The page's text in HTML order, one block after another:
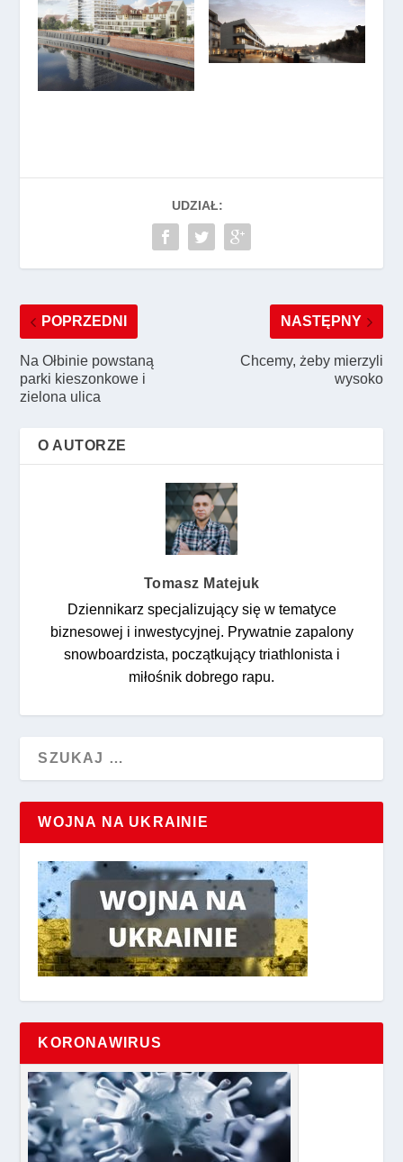
UDZIAŁ:
POPRZEDNI
Na Ołbinie powstaną
parki kieszonkowe i
zielona ulica
NASTĘPNY
Chcemy, żeby mierzyli
wysoko
O AUTORZE
Tomasz Matejuk
Dziennikarz specjalizujący się w tematyce
biznesowej i inwestycyjnej. Prywatnie zapalony
snowboardzista, początkujący triathlonista i
miłośnik dobrego rapu.
WOJNA NA UKRAINIE
KORONAWIRUS